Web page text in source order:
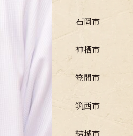
石岡市
神栖市
笠間市
筑西市